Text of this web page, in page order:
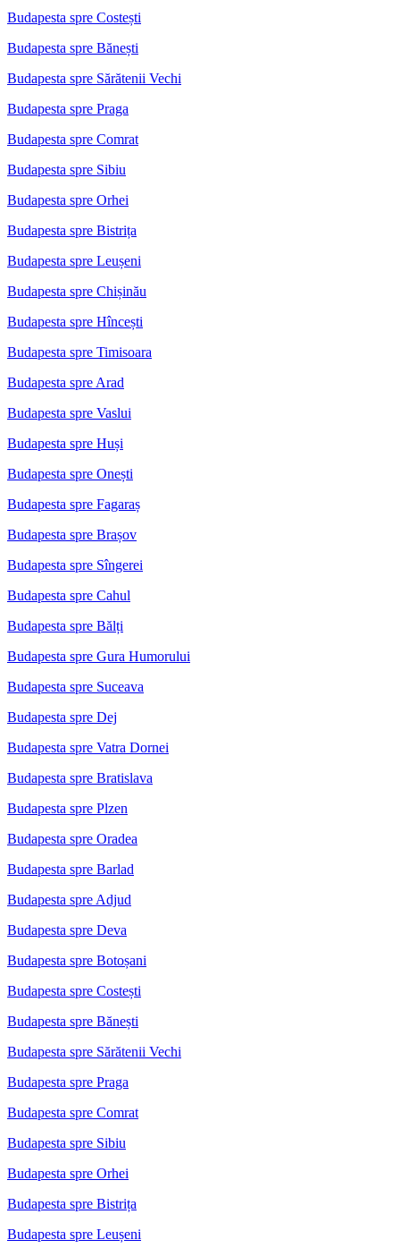
Budapesta spre Costești
Budapesta spre Bănești
Budapesta spre Sărătenii Vechi
Budapesta spre Praga
Budapesta spre Comrat
Budapesta spre Sibiu
Budapesta spre Orhei
Budapesta spre Bistrița
Budapesta spre Leușeni
Budapesta spre Chișinău
Budapesta spre Hîncești
Budapesta spre Timisoara
Budapesta spre Arad
Budapesta spre Vaslui
Budapesta spre Huși
Budapesta spre Onești
Budapesta spre Fagaraș
Budapesta spre Brașov
Budapesta spre Sîngerei
Budapesta spre Cahul
Budapesta spre Bălți
Budapesta spre Gura Humorului
Budapesta spre Suceava
Budapesta spre Dej
Budapesta spre Vatra Dornei
Budapesta spre Bratislava
Budapesta spre Plzen
Budapesta spre Oradea
Budapesta spre Barlad
Budapesta spre Adjud
Budapesta spre Deva
Budapesta spre Botoșani
Budapesta spre Costești
Budapesta spre Bănești
Budapesta spre Sărătenii Vechi
Budapesta spre Praga
Budapesta spre Comrat
Budapesta spre Sibiu
Budapesta spre Orhei
Budapesta spre Bistrița
Budapesta spre Leușeni